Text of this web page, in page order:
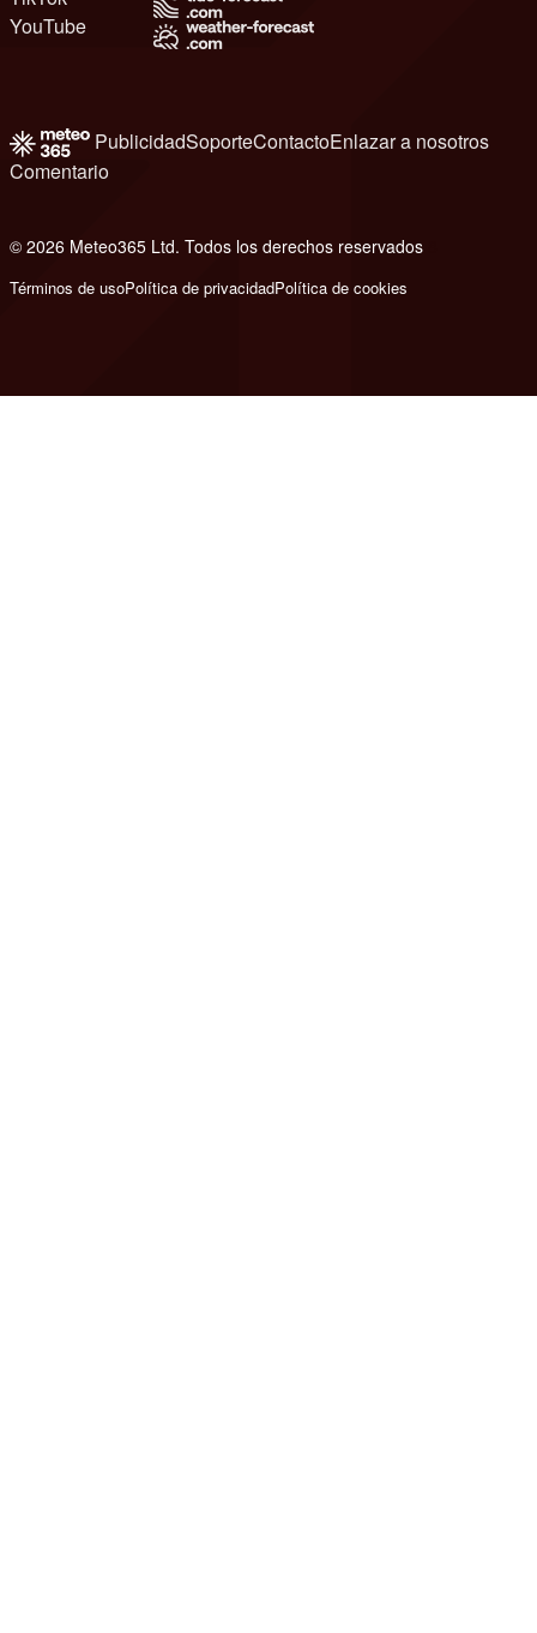
YouTube
PublicidadSoporteContactoEnlazar a nosotros
Comentario
© 2026 Meteo365 Ltd. Todos los derechos reservados
Términos de usoPolítica de privacidadPolítica de cookies